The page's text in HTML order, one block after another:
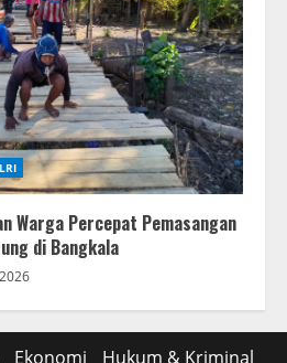
Warga Percepat Pemasangan
di Bangkala
Ekonomi Hukum & Kriminal